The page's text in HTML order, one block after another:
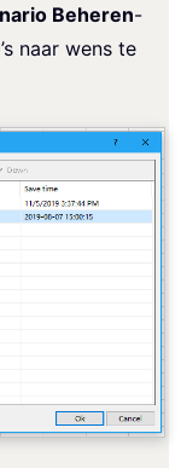
Beheren-
naar wens te